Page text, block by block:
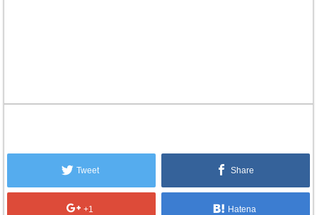
Tweet Share
+1 Hatena